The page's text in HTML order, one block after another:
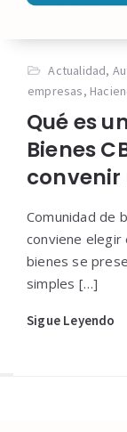
Actualidad,
empresas,
Qué es
Bienes
convenir
Comunidad de
conviene elegir
bienes se
simples […]
Sigue Leyendo